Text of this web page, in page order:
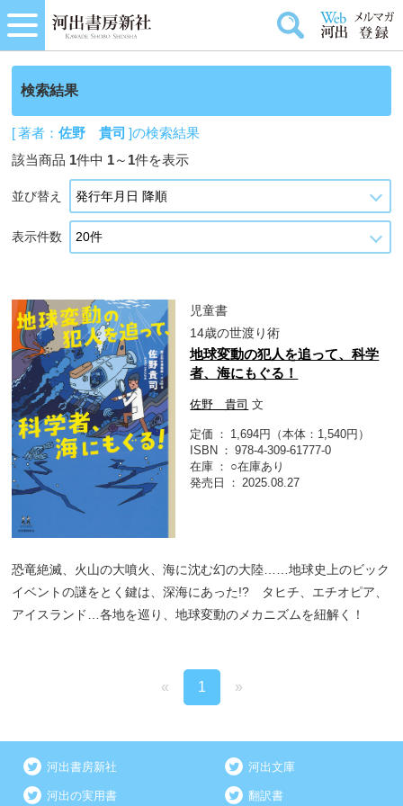
検索結果
[ 著者：佐野 貴司 ]の検索結果
該当商品 1件中 1～ 1件を表示
並び替え
表示件数
児童書
14歳の世渡り術
地球変動の犯人を追って、科学
者、海にもぐる！
佐野 貴司 文
定価
1,694円（本体：1,540円）
ISBN
978-4-309-61777-0
在庫
○在庫あり
発売日
2025.08.27
恐竜絶滅、火山の大噴火、海に沈む幻の大陸……地球史上のビック
イベントの謎をとく鍵は、深海にあった!? タヒチ、エチオピア、
アイスランド…各地を巡り、地球変動のメカニズムを紐解く！
« 1 »
河出書房新社 河出文庫
河出の実用書 翻訳書